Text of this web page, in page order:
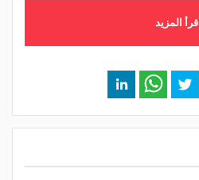
اقرأ المزيد